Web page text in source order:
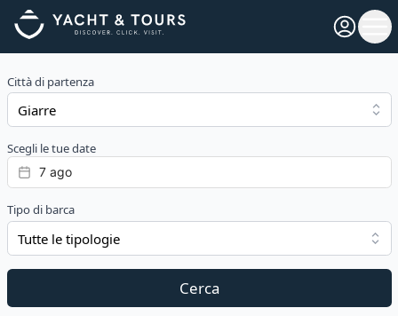
Open
Città di partenza
Scegli le tue date
Tipo di barca
Tutte le tipologie
Cerca